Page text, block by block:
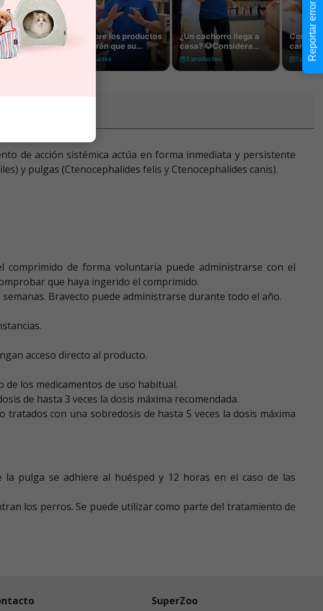
de acción sistémica actúa en forma inmediata y persistente
y pulgas (Ctenocephalides felis y Ctenocephalides canis).
de forma voluntaria puede administrarse con el
que haya ingerido el comprimido.
Bravecto puede administrarse durante todo el año.
acceso directo al producto.
los medicamentos de uso habitual.
de hasta 3 veces la dosis máxima recomendada.
con una sobredosis de hasta 5 veces la dosis máxima
pulga se adhiere al huésped y 12 horas en el caso de las
los perros. Se puede utilizar como parte del tratamiento de
SuperZoo
Reportar error